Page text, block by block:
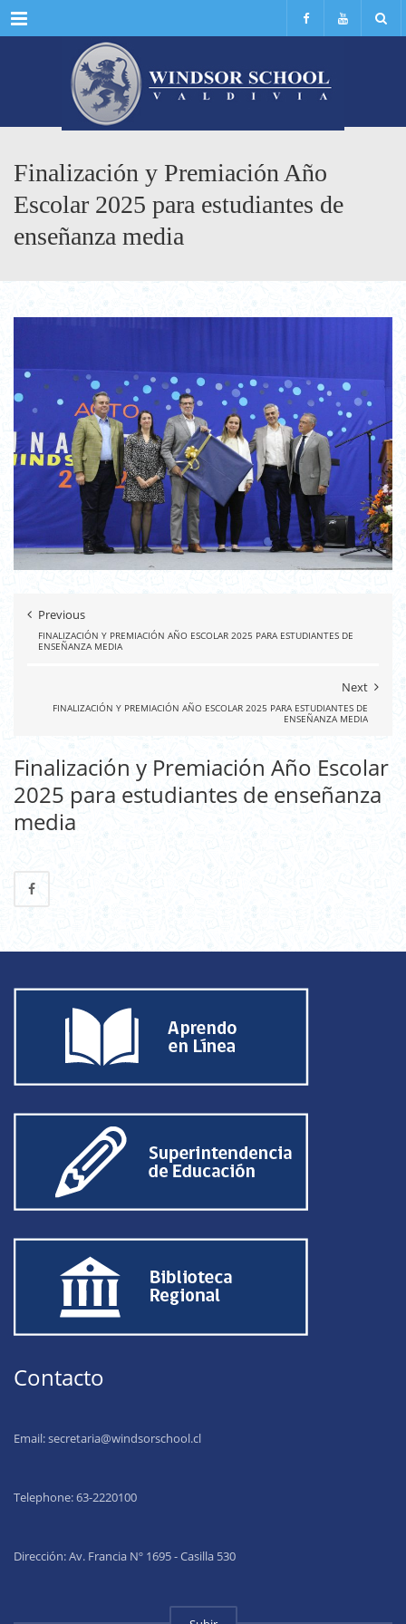
Menu
Finalización y Premiación Año
Escolar 2025 para estudiantes de
enseñanza media
Previous
FINALIZACIÓN Y PREMIACIÓN AÑO ESCOLAR 2025 PARA ESTUDIANTES DE
ENSEÑANZA MEDIA
Next
FINALIZACIÓN Y PREMIACIÓN AÑO ESCOLAR 2025 PARA ESTUDIANTES DE
ENSEÑANZA MEDIA
Finalización y Premiación Año Escolar
2025 para estudiantes de enseñanza
media
Contacto
Email:secretaria@windsorschool.cl
Telephone: 63-2220100
Dirección: Av. Francia Nº 1695 - Casilla 530